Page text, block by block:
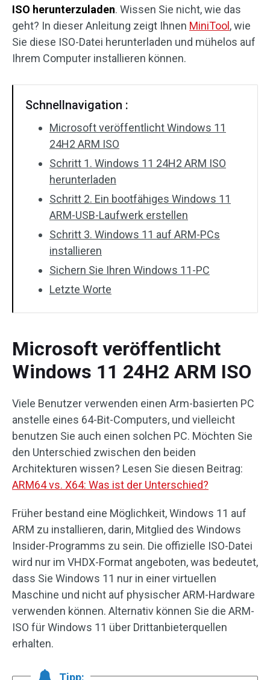
ISO herunterzuladen. Wissen Sie nicht, wie das
geht? In dieser Anleitung zeigt Ihnen MiniTool , wie
Sie diese ISO-Datei herunterladen und mühelos auf
Ihrem Computer installieren können.
Schnellnavigation :
Microsoft veröffentlicht Windows 11
24H2 ARM ISO
Schritt 1. Windows 11 24H2 ARM ISO
herunterladen
Schritt 2. Ein bootfähiges Windows 11
ARM-USB-Laufwerk erstellen
Schritt 3. Windows 11 auf ARM-PCs
installieren
Sichern Sie Ihren Windows 11-PC
Letzte Worte
Microsoft veröffentlicht
Windows 11 24H2 ARM ISO
Viele Benutzer verwenden einen Arm-basierten PC
anstelle eines 64-Bit-Computers, und vielleicht
benutzen Sie auch einen solchen PC. Möchten Sie
den Unterschied zwischen den beiden
Architekturen wissen? Lesen Sie diesen Beitrag:
ARM64 vs. X64: Was ist der Unterschied?
Früher bestand eine Möglichkeit, Windows 11 auf
ARM zu installieren, darin, Mitglied des Windows
Insider-Programms zu sein. Die offizielle ISO-Datei
wird nur im VHDX-Format angeboten, was bedeutet,
dass Sie Windows 11 nur in einer virtuellen
Maschine und nicht auf physischer ARM-Hardware
verwenden können. Alternativ können Sie die ARM-
ISO für Windows 11 über Drittanbieterquellen
erhalten.
Tipp: